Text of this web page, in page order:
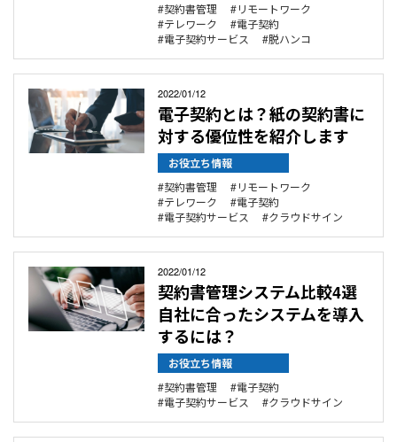
契約書管理
リモートワーク
テレワーク
電子契約
電子契約サービス
脱ハンコ
2022/01/12
電子契約とは？紙の契約書に
対する優位性を紹介します
お役立ち情報
契約書管理
リモートワーク
テレワーク
電子契約
電子契約サービス
クラウドサイン
2022/01/12
契約書管理システム比較4選
自社に合ったシステムを導入
するには？
お役立ち情報
契約書管理
電子契約
電子契約サービス
クラウドサイン